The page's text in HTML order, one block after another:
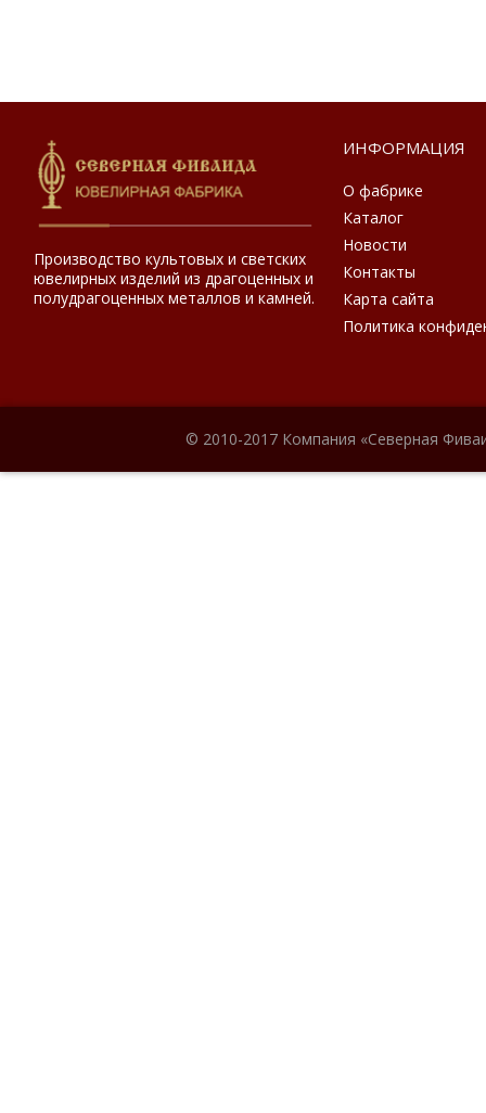
Производство культовых и светских
ювелирных изделий из драгоценных и
полудрагоценных металлов и камней.
ИНФОРМАЦИЯ
О фабрике
Каталог
Новости
Контакты
Карта сайта
Политика
© 2010-2017 Компания «Северная